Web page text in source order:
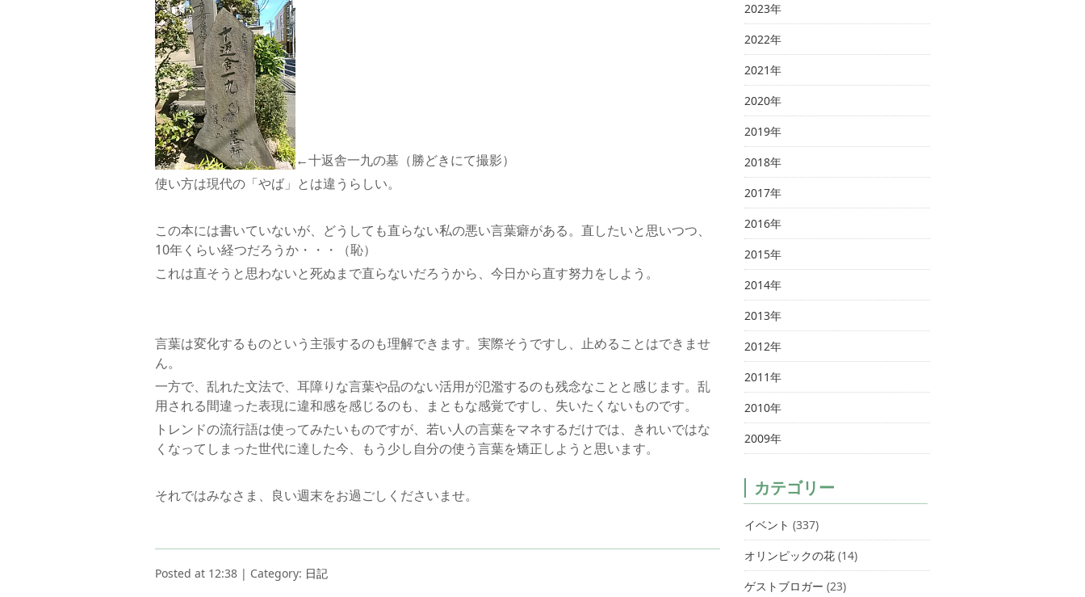
←十返舎一九の墓（勝どきにて撮影）
使い方は現代の「やば」とは違うらしい。
この本には書いていないが、どうしても直らない私の悪い言葉癖がある。直したいと思いつつ、
10年くらい経つだろうか・・・（恥）
これは直そうと思わないと死ぬまで直らないだろうから、今日から直す努力をしよう。
言葉は変化するものという主張するのも理解できます。実際そうですし、止めることはできませ
ん。
一方で、乱れた文法で、耳障りな言葉や品のない活用が氾濫するのも残念なことと感じます。乱
用される間違った表現に違和感を感じるのも、まともな感覚ですし、失いたくないものです。
トレンドの流行語は使ってみたいものですが、若い人の言葉をマネするだけでは、きれいではな
くなってしまった世代に達した今、もう少し自分の使う言葉を矯正しようと思います。
それではみなさま、良い週末をお過ごしくださいませ。
Posted at 12:38 | Category: 日記
2023年
2022年
2021年
2020年
2019年
2018年
2017年
2016年
2015年
2014年
2013年
2012年
2011年
2010年
2009年
カテゴリー
イベント (337)
オリンピックの花 (14)
ゲストブロガー (23)